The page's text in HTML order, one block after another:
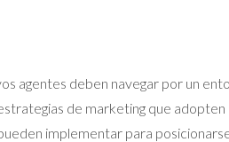
agentes deben navegar por un
de marketing que
implementar para